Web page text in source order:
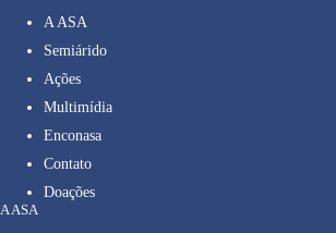
A ASA
Semiárido
Ações
Multimídia
Enconasa
Contato
Doações
A ASA